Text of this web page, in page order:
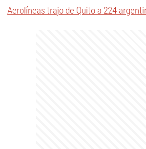
Aerolíneas trajo de Quito a 224